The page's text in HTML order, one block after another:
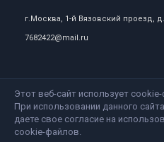
г.Москва, 1-й Вязовский проезд,
7682422@mail.ru
2009-2020 г. Copyright ©
права защищены
Этот веб-сайт использует
При использовании данного
даете свое согласие на
cookie-файлов.